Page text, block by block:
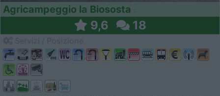
Agricampeggio la Biososta
9,6 18